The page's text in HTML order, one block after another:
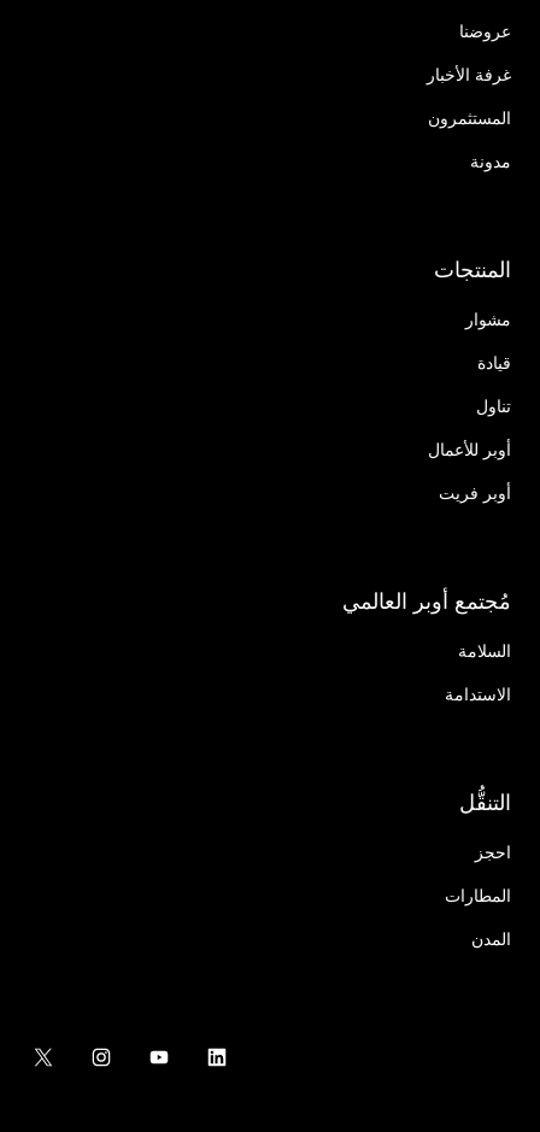
عروضنا
غرفة الأخبار
المستثمرون
مدونة
المنتجات
مشوار
قيادة
تناول
أوبر للأعمال
أوبر فريت
مُجتمع أوبر العالمي
السلامة
الاستدامة
التنقُّل
احجز
المطارات
المدن